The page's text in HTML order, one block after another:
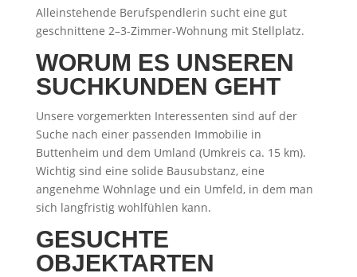
Alleinstehende Berufspendlerin sucht eine gut
geschnittene 2–3-Zimmer-Wohnung mit Stellplatz.
WORUM ES UNSEREN
SUCHKUNDEN GEHT
Unsere vorgemerkten Interessenten sind auf der
Suche nach einer passenden Immobilie in
Buttenheim und dem Umland (Umkreis ca. 15 km).
Wichtig sind eine solide Bausubstanz, eine
angenehme Wohnlage und ein Umfeld, in dem man
sich langfristig wohlfühlen kann.
GESUCHTE
OBJEKTARTEN